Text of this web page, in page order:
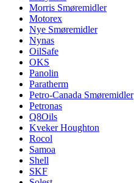
Morris Smøremidler
Motorex
Nye Smøremidler
Nynas
OilSafe
OKS
Panolin
Paratherm
Petro-Canada Smøremidler
Petronas
Q8Oils
Kveker Houghton
Rocol
Samoa
Shell
SKF